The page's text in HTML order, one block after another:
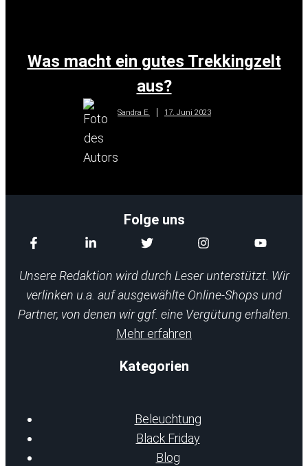
Was macht ein gutes Trekkingzelt
aus?
Sandra E. 17. Juni 2023
Folge uns
Unsere Redaktion wird durch Leser unterstützt. Wir
verlinken u.a. auf ausgewählte Online-Shops und
Partner, von denen wir ggf. eine Vergütung erhalten.
Mehr erfahren
Kategorien
Beleuchtung
Black Friday
Blog